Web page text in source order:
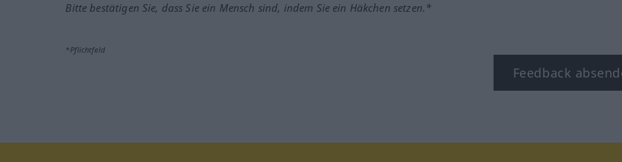
Bitte bestätigen Sie, dass Sie ein Mensch sind, indem Sie ein Häkchen setzen.*
*Pflichtfeld
Feedback